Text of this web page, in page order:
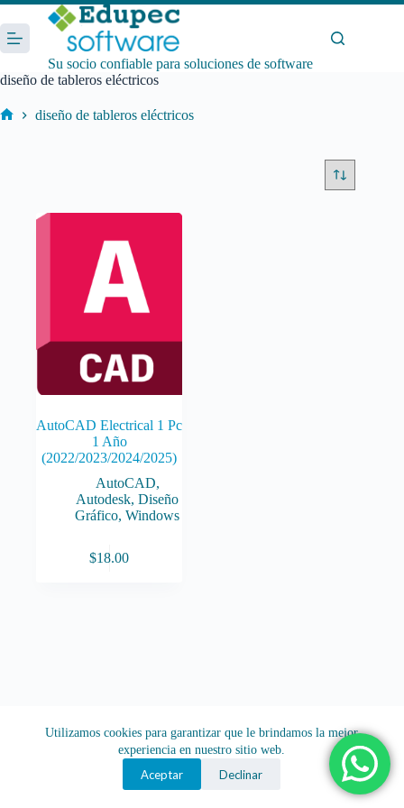
Saltar
al
contenido
Utilizamos cookies para garantizar que le brindamos la mejor
experiencia en nuestro sitio web.
Aceptar Declinar
Su socio confiable para soluciones de software
diseño de tableros eléctricos
diseño de tableros eléctricos
AutoCAD Electrical 1 Pc
1 Año
(2022/2023/2024/2025)
AutoCAD,
Autodesk,Diseño
Gráfico,Windows
$18.00